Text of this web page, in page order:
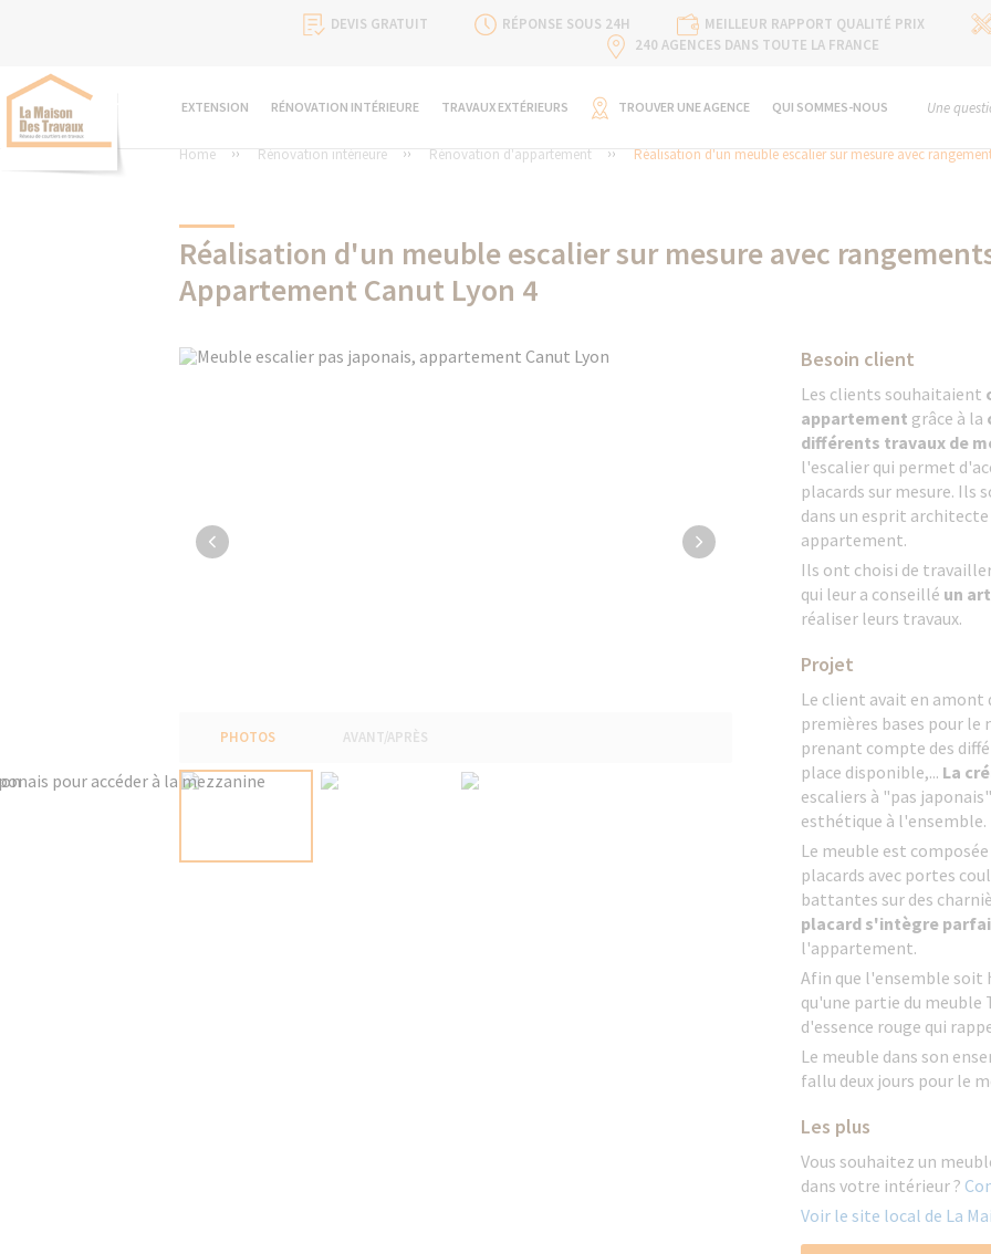
DEVIS GRATUIT RÉPONSE SOUS 24H MEILLEUR RAPPORT QUALITÉ PRIX
240 AGENCES DANS TOUTE LA FRANCE
EXTENSION RÉNOVATION INTÉRIEURE TRAVAUX EXTÉRIEURS TROUVER UNE AGENCE QUI SOMMES-NOUS Une
Home Rénovation intérieure Rénovation d'appartement Réalisation d'un meuble escalier sur mesure avec
Réalisation d'un meuble escalier sur mesure avec
Appartement Canut Lyon 4
PHOTOS AVANT/APRÈS
Besoin client
Les clients souhaitaient
appartement grâce à la
différents travaux de
l'escalier qui permet
placards sur mesure. Ils
dans un esprit
appartement.
Ils ont choisi de travailler
qui leur a conseillé un
réaliser leurs travaux.
Projet
Le client avait en amont
premières bases pour le
prenant compte des
place disponible,... La
escaliers à "pas
esthétique à l'ensemble.
Le meuble est composée
placards avec portes
battantes sur des
placard s'intègre
l'appartement.
Afin que l'ensemble soit
qu'une partie du
d'essence rouge qui
Le meuble dans son
fallu deux jours pour le
Les plus
Vous souhaitez un
dans votre intérieur ?
Voir le site local de La